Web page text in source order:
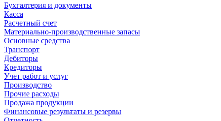
Бухгалтерия и документы
Касса
Расчетный счет
Материально-производственные запасы
Основные средства
Транспорт
Дебиторы
Кредиторы
Учет работ и услуг
Производство
Прочие расходы
Продажа продукции
Финансовые результаты и резервы